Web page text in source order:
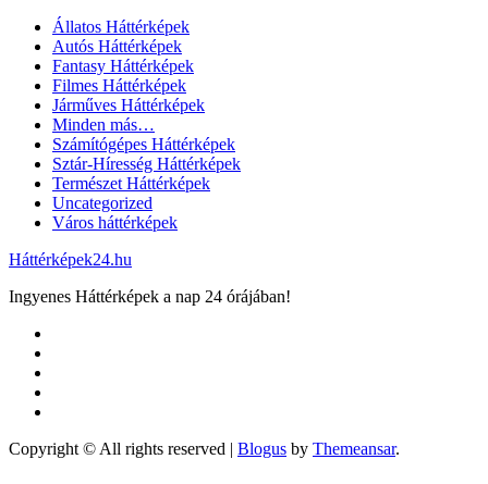
Állatos Háttérképek
Autós Háttérképek
Fantasy Háttérképek
Filmes Háttérképek
Járműves Háttérképek
Minden más…
Számítógépes Háttérképek
Sztár-Híresség Háttérképek
Természet Háttérképek
Uncategorized
Város háttérképek
Háttérképek24.hu
Ingyenes Háttérképek a nap 24 órájában!
Copyright © All rights reserved | Blogus by Themeansar.